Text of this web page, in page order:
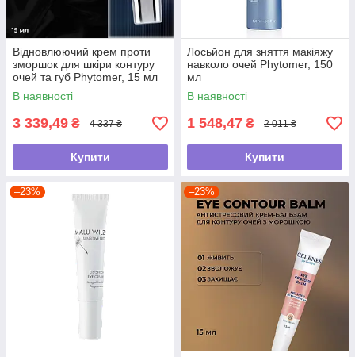
Відновлюючий крем проти
зморшок для шкіри контуру
очей та губ Phytomer, 15 мл
В наявності
3 339,49 ₴ 4 337 ₴
Купити
Лосьйон для зняття макіяжу
навколо очей Phytomer, 150
мл
В наявності
1 548,47 ₴ 2 011 ₴
Купити
–23% –23%